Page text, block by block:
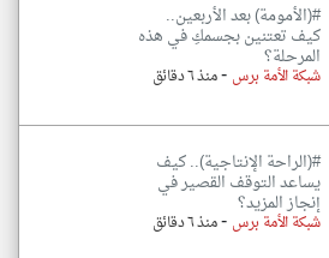
#(الأمومة) بعد الأربعين..
كيف تعتنين بجسمكِ في هذه
المرحلة؟
شبكة الأمة برس -منذ ٦ دقائق
#(الراحة الإنتاجية).. كيف
يساعد التوقف القصير في
إنجاز المزيد؟
شبكة الأمة برس -منذ ٦ دقائق